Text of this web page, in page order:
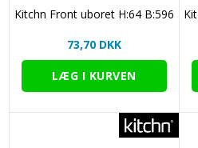
Kitchn Front uboret H:64 B:596
73,70 DKK